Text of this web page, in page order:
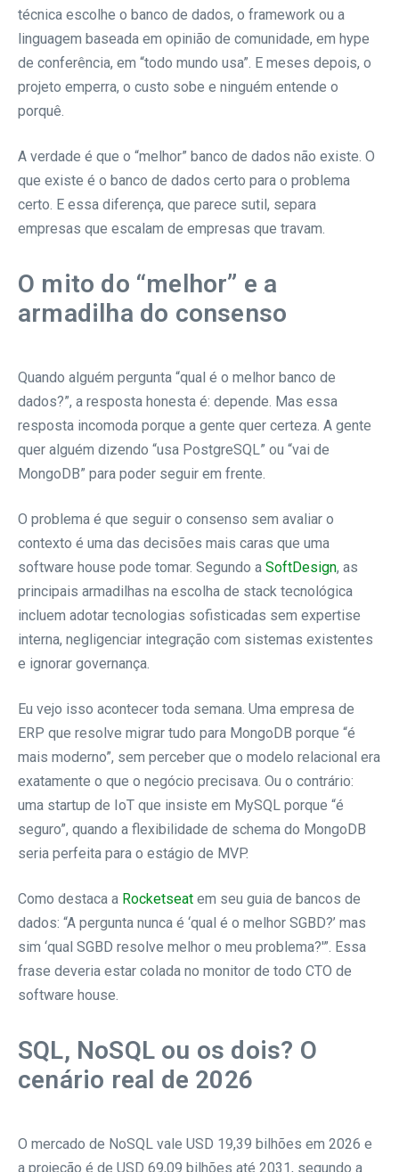
técnica escolhe o banco de dados, o framework ou a
linguagem baseada em opinião de comunidade, em hype
de conferência, em “todo mundo usa”. E meses depois, o
projeto emperra, o custo sobe e ninguém entende o
porquê.
A verdade é que o “melhor” banco de dados não existe. O
que existe é o banco de dados certo para o problema
certo. E essa diferença, que parece sutil, separa
empresas que escalam de empresas que travam.
O mito do “melhor” e a
armadilha do consenso
Quando alguém pergunta “qual é o melhor banco de
dados?”, a resposta honesta é: depende. Mas essa
resposta incomoda porque a gente quer certeza. A gente
quer alguém dizendo “usa PostgreSQL” ou “vai de
MongoDB” para poder seguir em frente.
O problema é que seguir o consenso sem avaliar o
contexto é uma das decisões mais caras que uma
software house pode tomar. Segundo a SoftDesign, as
principais armadilhas na escolha de stack tecnológica
incluem adotar tecnologias sofisticadas sem expertise
interna, negligenciar integração com sistemas existentes
e ignorar governança.
Eu vejo isso acontecer toda semana. Uma empresa de
ERP que resolve migrar tudo para MongoDB porque “é
mais moderno”, sem perceber que o modelo relacional era
exatamente o que o negócio precisava. Ou o contrário:
uma startup de IoT que insiste em MySQL porque “é
seguro”, quando a flexibilidade de schema do MongoDB
seria perfeita para o estágio de MVP.
Como destaca a Rocketseat em seu guia de bancos de
dados: “A pergunta nunca é ‘qual é o melhor SGBD?’ mas
sim ‘qual SGBD resolve melhor o meu problema?'”. Essa
frase deveria estar colada no monitor de todo CTO de
software house.
SQL, NoSQL ou os dois? O
cenário real de 2026
O mercado de NoSQL vale USD 19,39 bilhões em 2026 e
a projeção é de USD 69,09 bilhões até 2031, segundo a